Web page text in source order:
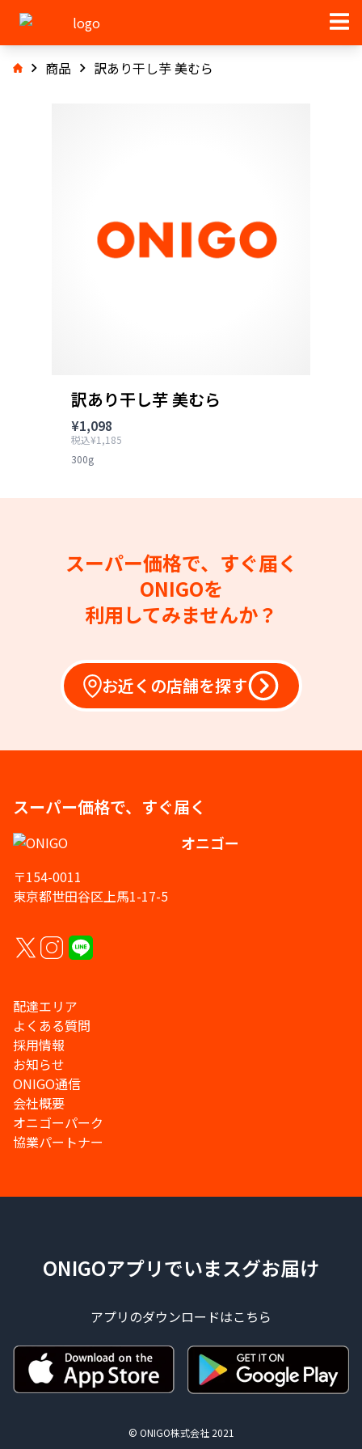
商品 訳あり干し芋 美むら
訳あり干し芋 美むら
¥1,098
税込¥1,185
300g
スーパー価格で、すぐ届く
ONIGOを
利用してみませんか？
お近くの店舗を探す
スーパー価格で、すぐ届く
オニゴー
〒154-0011
東京都世田谷区上馬1-17-5
配達エリア
よくある質問
採用情報
お知らせ
ONIGO通信
会社概要
オニゴーパーク
協業パートナー
ONIGOアプリでいまスグお届け
アプリのダウンロードはこちら
© ONIGO株式会社 2021